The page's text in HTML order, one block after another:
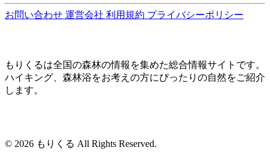
お問い合わせ 運営会社 利用規約 プライバシーポリシー
もりくるは全国の森林の情報を集めた総合情報サイトです。
ハイキング、森林浴をお考えの方にぴったりの自然をご紹介
します。
© 2026 もりくる All Rights Reserved.